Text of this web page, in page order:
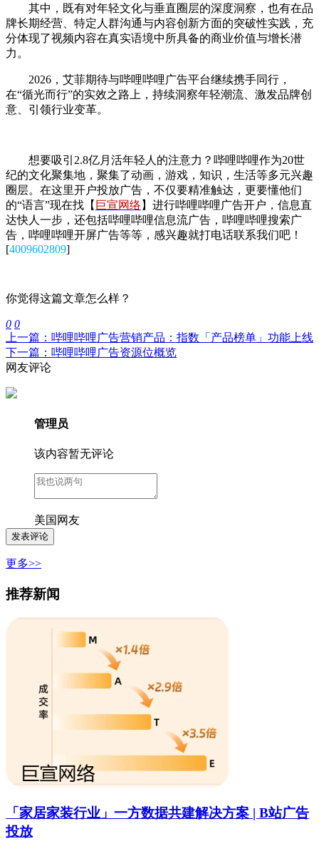
其中，既有对年轻文化与垂直圈层的深度洞察，也有在品
牌长期经营、特定人群沟通与内容创新方面的突破性实践，充
分体现了视频内容在真实语境中所具备的商业价值与增长潜
力。
2026，艾菲期待与哔哩哔哩广告平台继续携手同行，
在“循光而行”的实效之路上，持续洞察年轻潮流、激发品牌创
意、引领行业变革。
想要吸引2.8亿月活年轻人的注意力？哔哩哔哩作为20世
纪的文化聚集地，聚集了动画，游戏，知识，生活等多元兴趣
圈层。在这里开户投放广告，不仅要精准触达，更要懂他们
的“语言”现在找【 巨宣网络】进行哔哩哔哩广告开户，信息直
达快人一步，还包括哔哩哔哩信息流广告，哔哩哔哩搜索广
告，哔哩哔哩开屏广告等等，感兴趣就打电话联系我们吧！
[4009602809]
你觉得这篇文章怎么样？
0 0
上一篇：哔哩哔哩广告营销产品：指数「产品榜单」功能上线
下一篇：哔哩哔哩广告资源位概览
网友评论
管理员
该内容暂无评论
美国网友
更多>>
推荐新闻
「家居家装行业」一方数据共建解决方案 | B站广告
投放